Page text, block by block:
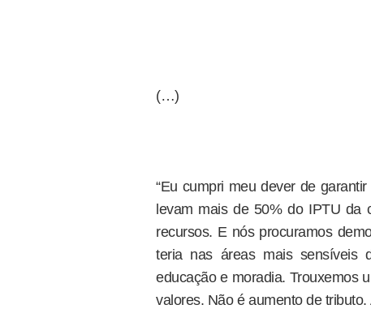
(…)
“Eu cumpri meu dever de
levam mais de 50% do IPTU da
recursos. E nós procuramos
teria nas áreas mais sensíveis
educação e moradia. Trouxemos
valores. Não é aumento de